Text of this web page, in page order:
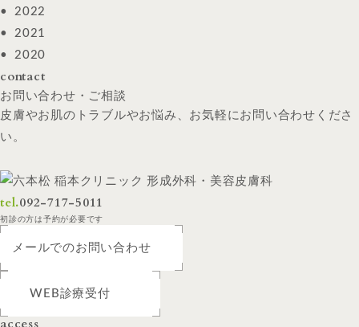
2022
2021
2020
contact
お問い合わせ・ご相談
皮膚やお肌のトラブルやお悩み、お気軽にお問い合わせくださ
い。
tel.092-717-5011
初診の方は予約が必要です
メールでのお問い合わせ
WEB診療受付
access